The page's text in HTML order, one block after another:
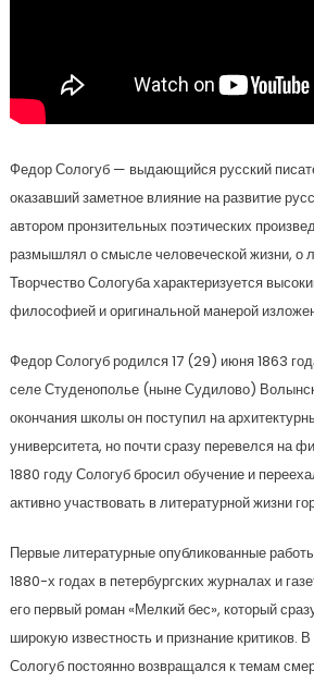
Федор Сологуб — выдающийся русский
оказавший заметное влияние на развитие
автором пронзительных поэтических
размышлял о смысле человеческой жизни, о
Творчество Сологуба характеризуется
философией и оригинальной манерой
Федор Сологуб родился 17 (29) июня 1863
селе Студенополье (ныне Судилово)
окончания школы он поступил на
университета, но почти сразу перевелся на
1880 году Сологуб бросил обучение и
активно участвовать в литературной жизни
Первые литературные опубликованные
1880-х годах в петербургских журналах и
его первый роман «Мелкий бес», который
широкую известность и признание критиков.
Сологуб постоянно возвращался к темам